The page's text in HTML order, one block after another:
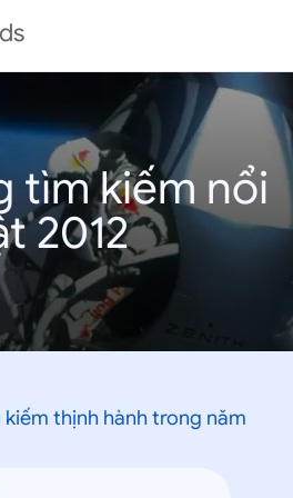
tìm kiếm nổi
2012
thịnh hành trong năm